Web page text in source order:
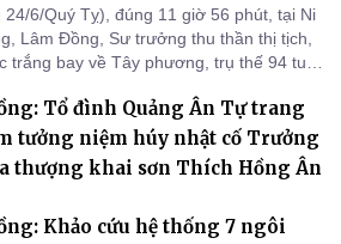
6/Quý Tỵ), đúng 11 giờ 56 phút, tại Ni
Lâm Đồng, Sư trưởng thu thần thị tịch,
trắng bay về Tây phương, trụ thế 94 tuổi
Tổ đình Quảng Ân Tự trang
tưởng niệm húy nhật cố Trưởng
thượng khai sơn Thích Hồng Ân
Khảo cứu hệ thống 7 ngôi